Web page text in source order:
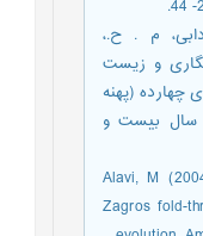
م . ح.،
چینه نگاری و زیست
چهارده (پهنه
سال بیست و
[22] Alavi, M
Zagros fold-